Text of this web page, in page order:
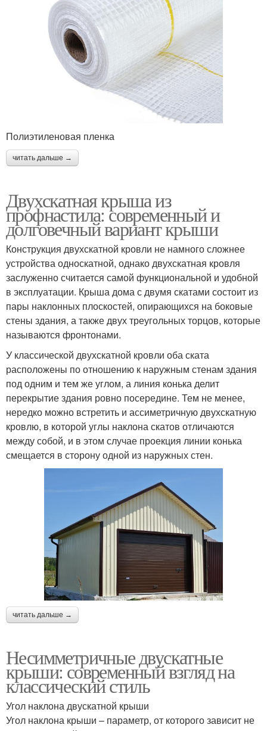
Полиэтиленовая пленка
читать дальше →
Двухскатная крыша из
профнастила: современный и
долговечный вариант крыши
Конструкция двухскатной кровли не намного сложнее
устройства односкатной, однако двухскатная кровля
заслуженно считается самой функциональной и удобной
в эксплуатации. Крыша дома с двумя скатами состоит из
пары наклонных плоскостей, опирающихся на боковые
стены здания, а также двух треугольных торцов, которые
называются фронтонами.
У классической двухскатной кровли оба ската
расположены по отношению к наружным стенам здания
под одним и тем же углом, а линия конька делит
перекрытие здания ровно посередине. Тем не менее,
нередко можно встретить и ассиметричную двухскатную
кровлю, в которой углы наклона скатов отличаются
между собой, и в этом случае проекция линии конька
смещается в сторону одной из наружных стен.
читать дальше →
Несимметричные двускатные
крыши: современный взгляд на
классический стиль
Угол наклона двускатной крыши
Угол наклона крыши – параметр, от которого зависит не